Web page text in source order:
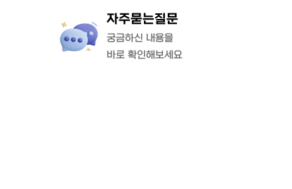
자주묻는질문
궁금하신 내용을
바로 확인해보세요